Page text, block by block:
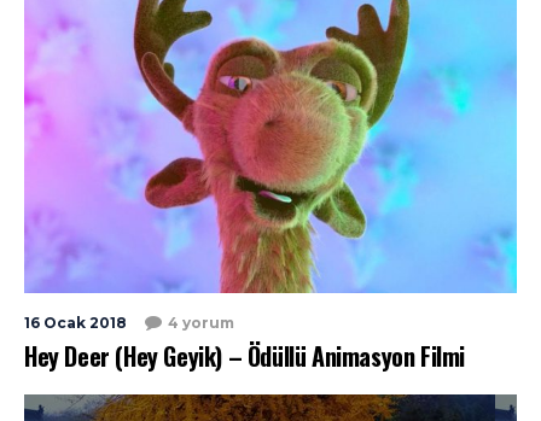
16 Ocak 2018 4 yorum
Hey Deer (Hey Geyik) – Ödüllü Animasyon Filmi